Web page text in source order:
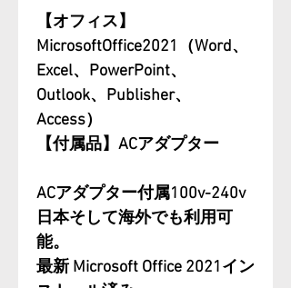
【オフィス】
MicrosoftOffice2021（Word、
Excel、PowerPoint、
Outlook、Publisher、
Access）
【付属品】ACアダプター
ACアダプター付属100v-240v
日本そして海外でも利用可
能。
最新 Microsoft Office 2021イン